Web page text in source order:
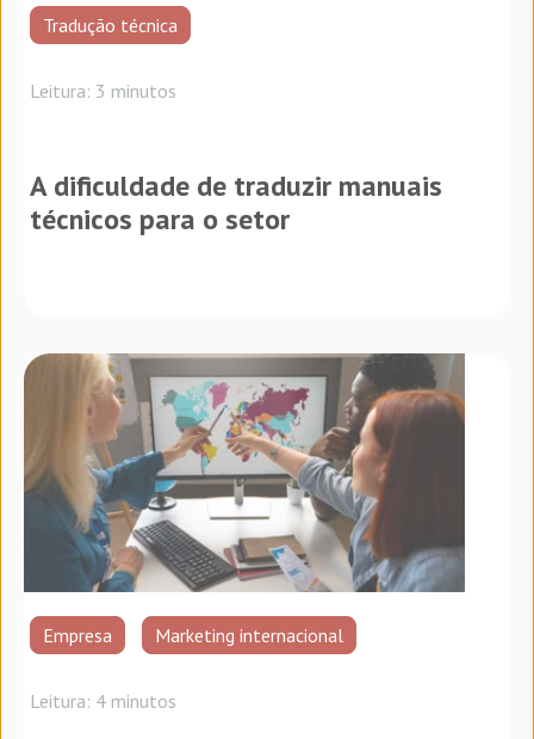
Tradução técnica
Leitura: 3 minutos
A dificuldade de traduzir manuais
técnicos para o setor
Empresa Marketing internacional
Leitura: 4 minutos